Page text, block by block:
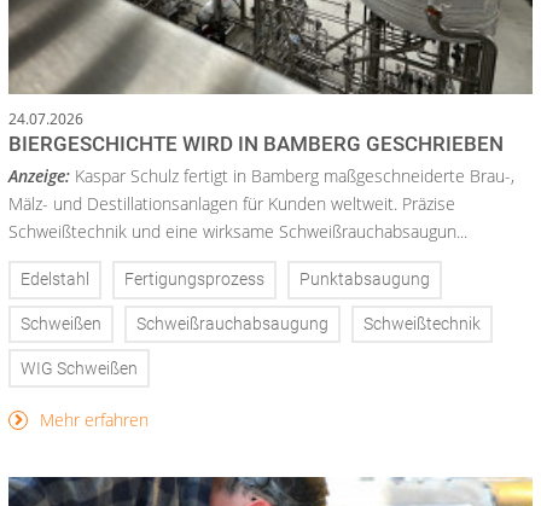
24.07.2026
BIERGESCHICHTE WIRD IN BAMBERG GESCHRIEBEN
Anzeige: Kaspar Schulz fertigt in Bamberg maßgeschneiderte Brau-,
Mälz- und Destillationsanlagen für Kunden weltweit. Präzise
Schweißtechnik und eine wirksame Schweißrauchabsaugun...
Edelstahl Fertigungsprozess Punktabsaugung
Schweißen Schweißrauchabsaugung Schweißtechnik
WIG Schweißen
Mehr erfahren